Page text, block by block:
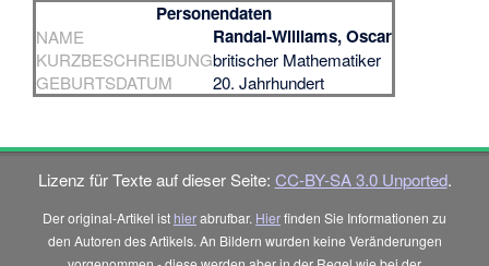
Personendaten
NAME Randal-Williams, Oscar
KURZBESCHREIBUNGbritischer Mathematiker
GEBURTSDATUM
20. Jahrhundert
Lizenz für Texte auf dieser Seite: CC-BY-SA 3.0 Unported.
Der original-Artikel ist hierabrufbar. Hierfinden Sie Informationen zu
den Autoren des Artikels. An Bildern wurden keine Veränderungen